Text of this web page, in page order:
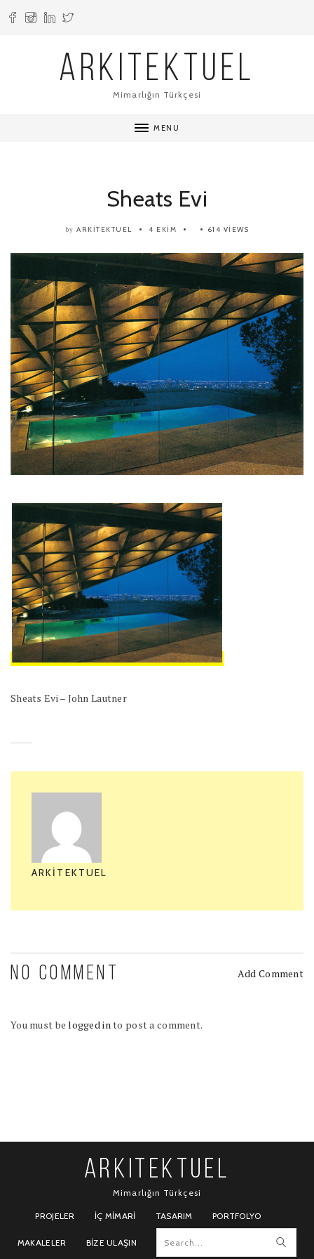
ARKITEKTUEL
Mimarlığın Türkçesi
MENU
Sheats Evi
by ARKITEKTUEL 4 EKIM 614 VIEWS
Sheats Evi – John Lautner
ARKITEKTUEL
NO COMMENT Add Comment
You must belogged into post a comment.
ARKITEKTUEL
Mimarlığın Türkçesi
PROJELER İÇ MIMARI TASARIM PORTFOLYO
MAKALELER BIZE ULAŞIN